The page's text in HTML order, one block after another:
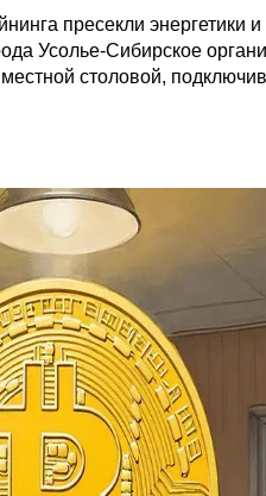
пресекли энергетики
Усолье-Сибирское
столовой,